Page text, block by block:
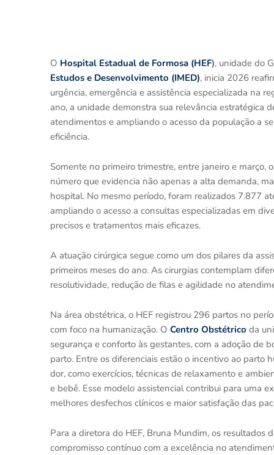
O Hospital Estadual de Formosa (HEF), unidade do
Estudos e Desenvolvimento (IMED), inicia 2026
urgência, emergência e assistência especializada na
ano, a unidade demonstra sua relevância estratégica
atendimentos e ampliando o acesso da população a
eficiência.
Somente no primeiro trimestre, entre janeiro e
número que evidencia não apenas a alta demanda,
hospital. No mesmo período, foram realizados 7.877
ampliando o acesso a consultas especializadas em
precisos e tratamentos mais eficazes.
A atuação cirúrgica segue como um dos pilares da
primeiros meses do ano. As cirurgias contemplam
resolutividade, redução de filas e agilidade no
Na área obstétrica, o HEF registrou 296 partos no
com foco na humanização. O Centro Obstétrico da
segurança e conforto às gestantes, com a adoção de
parto. Entre os diferenciais estão o incentivo ao parto
dor, como exercícios, técnicas de relaxamento e
e bebê. Esse modelo assistencial contribui para uma
melhores desfechos clínicos e maior satisfação das
Para a diretora do HEF, Bruna Mundim, os
compromisso contínuo com a excelência no